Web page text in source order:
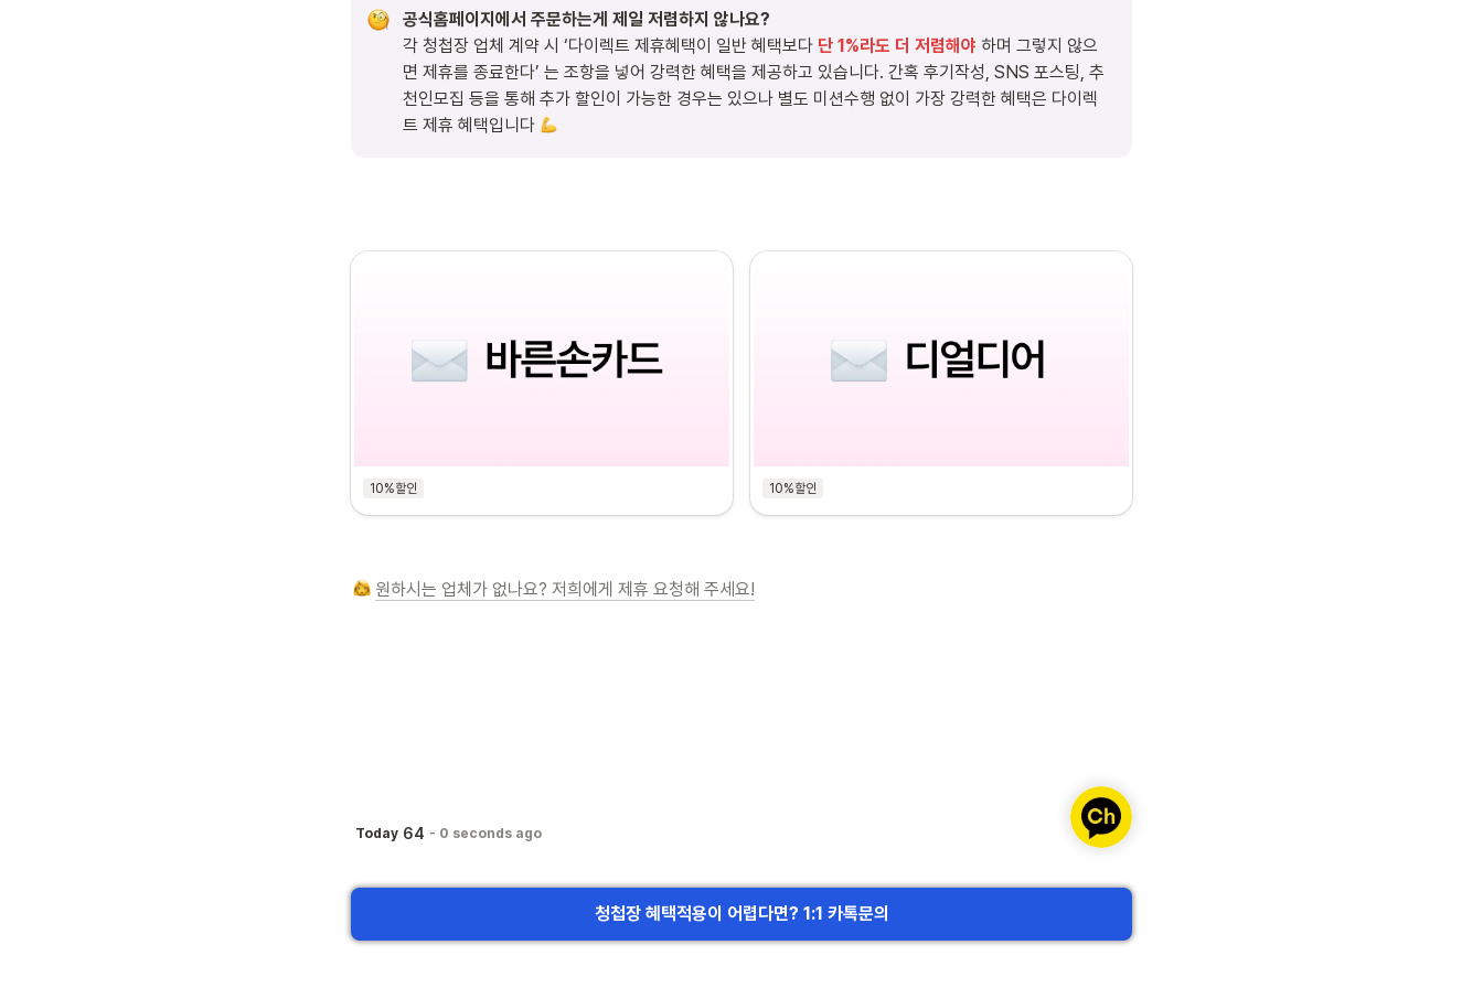
각 청첩장 업체 계약 시 ‘다이렉트 제휴혜택이 일반 혜택보다 단 1%라도 더 저렴해야 하며 그렇지 않으
면 제휴를 종료한다’ 는 조항을 넣어 강력한 혜택을 제공하고 있습니다. 간혹 후기작성, SNS 포스팅, 추
천인모집 등을 통해 추가 할인이 가능한 경우는 있으나 별도 미션수행 없이 가장 강력한 혜택은 다이렉
트 제휴 혜택입니다
10%할인 10%할인
원하시는 업체가 없나요? 저희에게 제휴 요청해 주세요!
Today 64 - 0 seconds ago
청첩장 혜택적용이 어렵다면? 1:1 카톡문의